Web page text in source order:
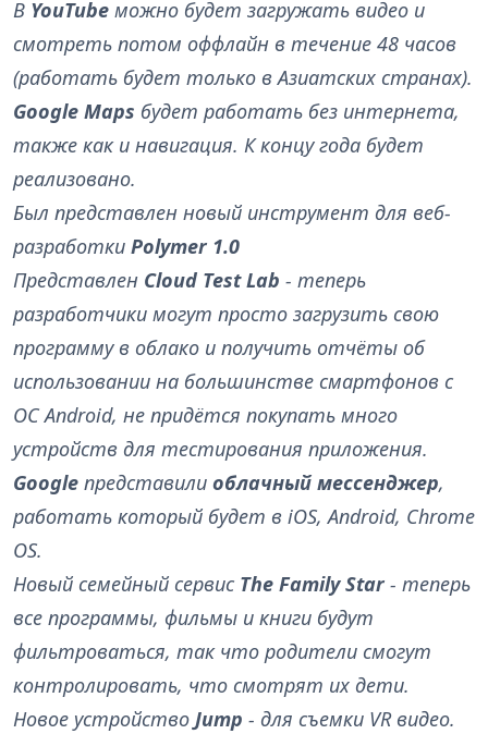
В YouTube можно будет загружать видео и
смотреть потом оффлайн в течение 48 часов
(работать будет только в Азиатских странах).
Google Maps будет работать без интернета,
также как и навигация. К концу года будет
реализовано.
Был представлен новый инструмент для веб-
разработки Polymer 1.0
Представлен Cloud Test Lab - теперь
разработчики могут просто загрузить свою
программу в облако и получить отчёты об
использовании на большинстве смартфонов с
ОС Android, не придётся покупать много
устройств для тестирования приложения.
Google представили облачный мессенджер,
работать который будет в iOS, Android, Chrome
OS.
Новый семейный сервис The Family Star - теперь
все программы, фильмы и книги будут
фильтроваться, так что родители смогут
контролировать, что смотрят их дети.
Новое устройство Jump - для съемки VR видео.